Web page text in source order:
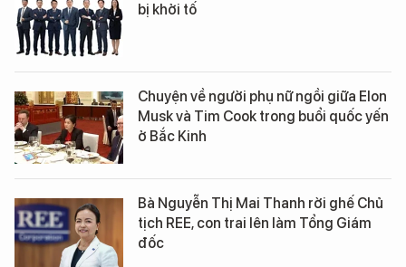
bị khởi tố
Chuyện về người phụ nữ ngồi giữa Elon
Musk và Tim Cook trong buổi quốc yến
ở Bắc Kinh
Bà Nguyễn Thị Mai Thanh rời ghế Chủ
tịch REE, con trai lên làm Tổng Giám
đốc